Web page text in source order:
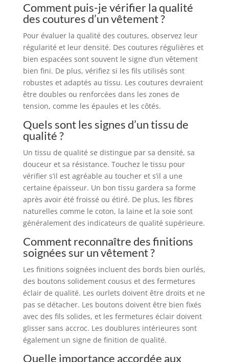
Comment puis-je vérifier la qualité
des coutures d’un vêtement ?
Pour évaluer la qualité des coutures, observez leur
régularité et leur densité. Des coutures régulières et
bien espacées sont souvent le signe d’un vêtement
bien fini. De plus, vérifiez si les fils utilisés sont
robustes et adaptés au tissu. Les coutures devraient
être doubles ou renforcées dans les zones de
tension, comme les épaules et les côtés.
Quels sont les signes d’un tissu de
qualité ?
Un tissu de qualité se distingue par sa densité, sa
douceur et sa résistance. Touchez le tissu pour
vérifier s’il est agréable au toucher et s’il a une
certaine épaisseur. Un bon tissu gardera sa forme
après avoir été froissé ou étiré. De plus, les fibres
naturelles comme le coton, la laine et la soie sont
généralement des indicateurs de qualité supérieure.
Comment reconnaître des finitions
soignées sur un vêtement ?
Les finitions soignées incluent des bords bien ourlés,
des boutons solidement cousus et des fermetures
éclair de qualité. Les ourlets doivent être droits et ne
pas se détacher. Les boutons doivent être bien fixés
avec des fils solides, et les fermetures éclair doivent
glisser sans accroc. Les doublures intérieures sont
également un signe de finition de qualité.
Quelle importance accordée aux